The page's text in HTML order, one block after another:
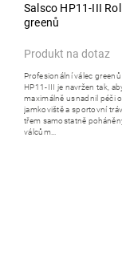
Salsco HP11-III
greenů
Produkt na dotaz
Profesionální válec
HP11-III je navržen tak,
maximálně usnadnil péči
jamkoviště a sportovní
třem samostatně
válcům...